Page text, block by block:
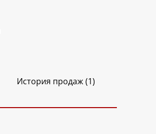
История продаж (1)